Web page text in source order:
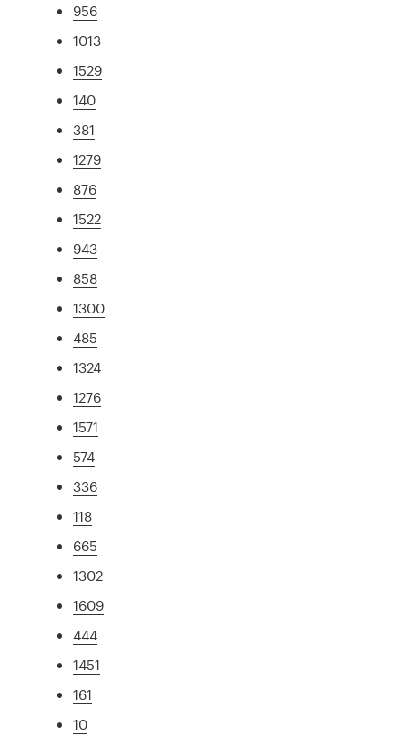
956
1013
1529
140
381
1279
876
1522
943
858
1300
485
1324
1276
1571
574
336
118
665
1302
1609
444
1451
161
10